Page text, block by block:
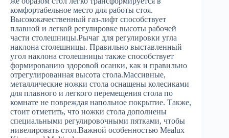
комфортабельное место для работы стоя.
Высококачественный газ-лифт способствует
плавной и легкой регулировке высоты рабочей
части столешницы.Рычаг для регулировки угла
наклона столешницы. Правильно выставленный
угол наклона столешницы также способствует
формированию здоровой осанки, как и правильно
отрегулированная высота стола.Массивные,
металлические ножки стола оснащены колесиками
для плавного и легкого перемещения стола по
комнате не повреждая напольное покрытие. Также,
стоит отметить, что ножки стола дополнены
специальными регулировочными пятками, чтобы
нивелировать стол.Важной особенностью Mealux